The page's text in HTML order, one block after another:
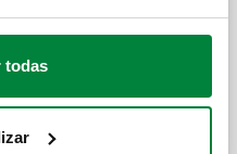
todas
para usarse en sistemas